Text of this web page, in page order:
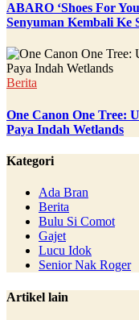
ABARO ‘Shoes For
Senyuman Kembali Ke
Berita
One Canon One Tree:
Paya Indah Wetlands
Kategori
Ada Bran
Berita
Bulu Si Comot
Gajet
Lucu Idok
Senior Nak Roger
Artikel lain